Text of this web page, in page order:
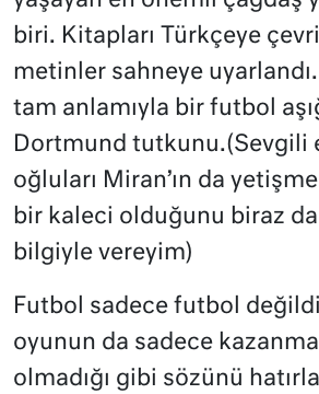
biri. Kitapları Türkçeye
metinler sahneye
tam anlamıyla bir futbol
Dortmund tutkunu.(Sevgili
oğluları Miran’ın da
bir kaleci olduğunu biraz
bilgiyle vereyim)
Futbol sadece futbol
oyunun da sadece
olmadığı gibi sözünü